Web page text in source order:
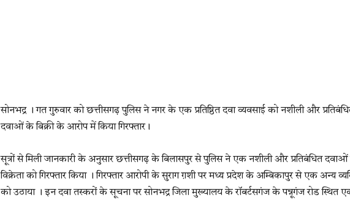
सोनभद्र । गत गुरुवार को छत्तीसगढ़ पुलिस ने नगर के एक प्रतिष्ठित दवा व्यवसाई को नशीली और
दवाओं के बिक्री के आरोप में किया गिरफ्तार।
सूत्रों से मिली जानकारी के अनुसार छत्तीसगढ़ के बिलासपुर से पुलिस ने एक नशीली और प्रतिबंधित
विक्रेता को गिरफ्तार किया । गिरफ्तार आरोपी के सुराग ग़शी पर मध्य प्रदेश के अम्बिकापुर से एक अन्य
को उठाया । इन दवा तस्करों के सूचना पर सोनभद्र जिला मुख्यालय के रॉबर्टसगंज के पन्नूगंज रोड स्थित